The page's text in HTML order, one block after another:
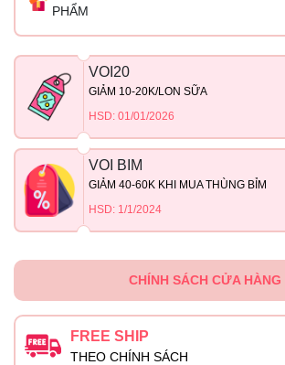
PHẨM
VOI20
GIẢM 10-20K/LON SỮA
HSD: 01/01/2026
VOI BIM
GIẢM 40-60K KHI MUA THÙNG BỈM
HSD: 1/1/2024
CHÍNH SÁCH CỬA HÀNG
FREE SHIP
THEO CHÍNH SÁCH